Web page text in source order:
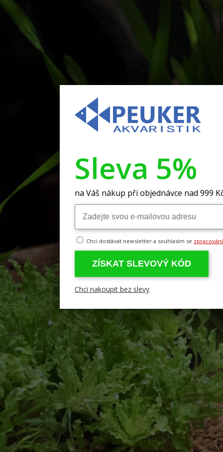
Sleva 5%
na Váš nákup při objednávce nad 999
Chci dostávat newsletter a souhlasím se
ZÍSKAT SLEVOVÝ KÓD
Chci nakoupit bez slevy